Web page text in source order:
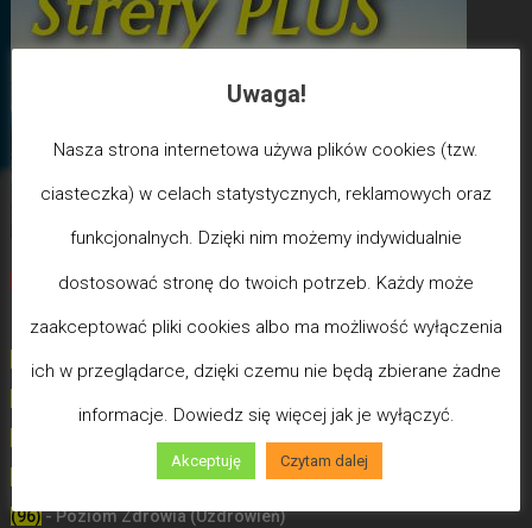
Biegun Maksymalizmu -Poziom wcześniejszej śmierci
biologicznej
(100) - Bóg/Duch istnieje / JA JESTEM
- Poziom Miłości
- Poziom Mądrości
(96)- Poziom Zdrowia (Uzdrowień)
Uwaga!
Nasza strona internetowa używa plików cookies (tzw.
ciasteczka) w celach statystycznych, reklamowych oraz
funkcjonalnych. Dzięki nim możemy indywidualnie
dostosować stronę do twoich potrzeb. Każdy może
zaakceptować pliki cookies albo ma możliwość wyłączenia
ich w przeglądarce, dzięki czemu nie będą zbierane żadne
informacje. Dowiedz się więcej jak je wyłączyć.
Akceptuję Czytam dalej